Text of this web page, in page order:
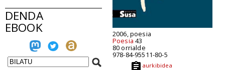
DENDA
EBOOK 2006, poesia
Poesia 43
80 orrialde
978-84-95511-80-5
aurkibidea